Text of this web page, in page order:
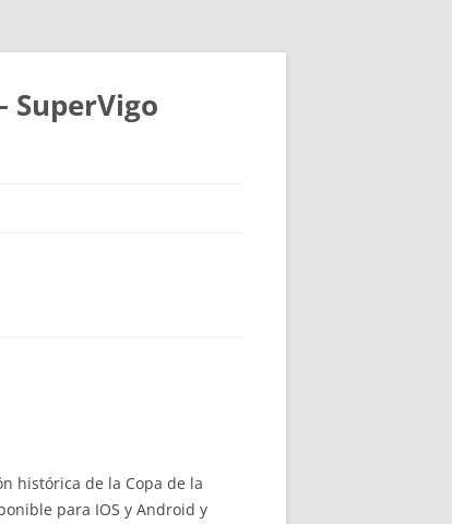
SuperVigo
histórica de la Copa de la
para IOS y Android y